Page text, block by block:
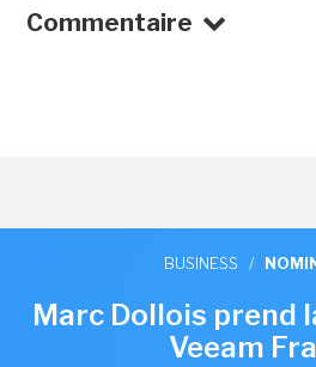
Commentaire
BUSINESS /
Marc Dollois prend
Veeam